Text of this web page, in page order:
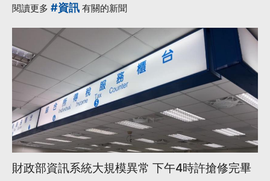
閱讀更多 #資訊 有關的新聞
財政部資訊系統大規模異常 下午4時許搶修完畢